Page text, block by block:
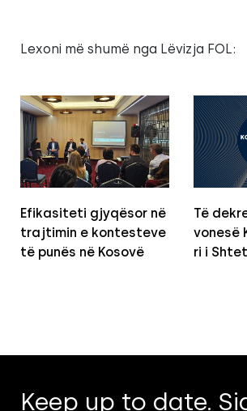
Lexoni më shumë nga Lëvizja FOL:
Efikasiteti gjyqësor në
trajtimin e kontesteve
të punës në Kosovë
Të
vonesë
ri i
Keep up to date.